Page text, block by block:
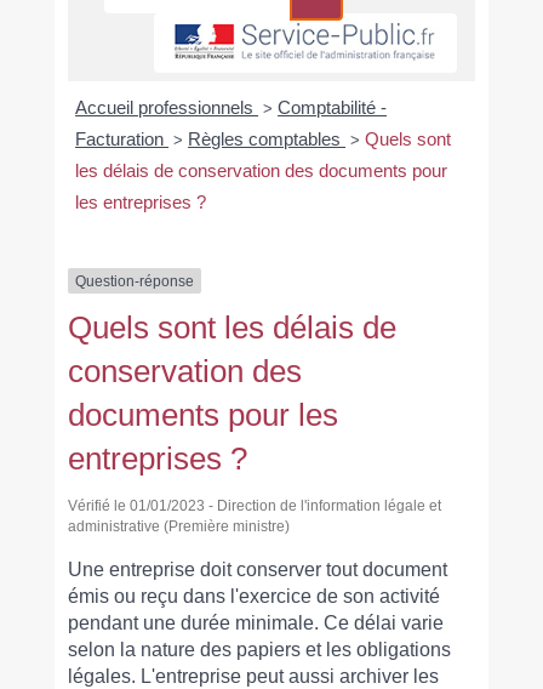
Accueil professionnels > Comptabilité -
Facturation > Règles comptables > Quels sont
les délais de conservation des documents pour
les entreprises ?
Question-réponse
Quels sont les délais de
conservation des
documents pour les
entreprises ?
Vérifié le 01/01/2023 - Direction de l'information légale et
administrative (Première ministre)
Une entreprise doit conserver tout document
émis ou reçu dans l'exercice de son activité
pendant une durée minimale. Ce délai varie
selon la nature des papiers et les obligations
légales. L'entreprise peut aussi archiver les